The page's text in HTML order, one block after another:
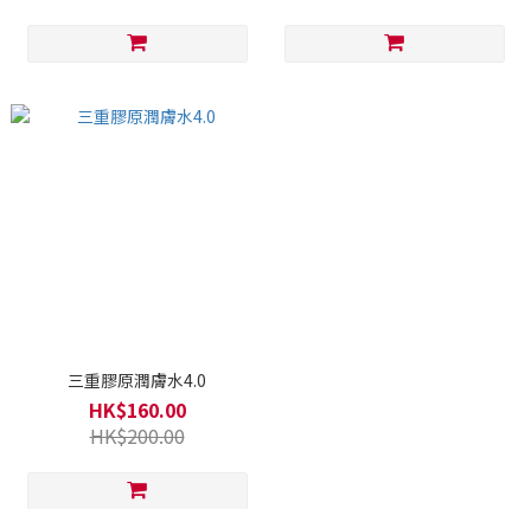
三重膠原潤膚水4.0
HK$160.00
HK$200.00